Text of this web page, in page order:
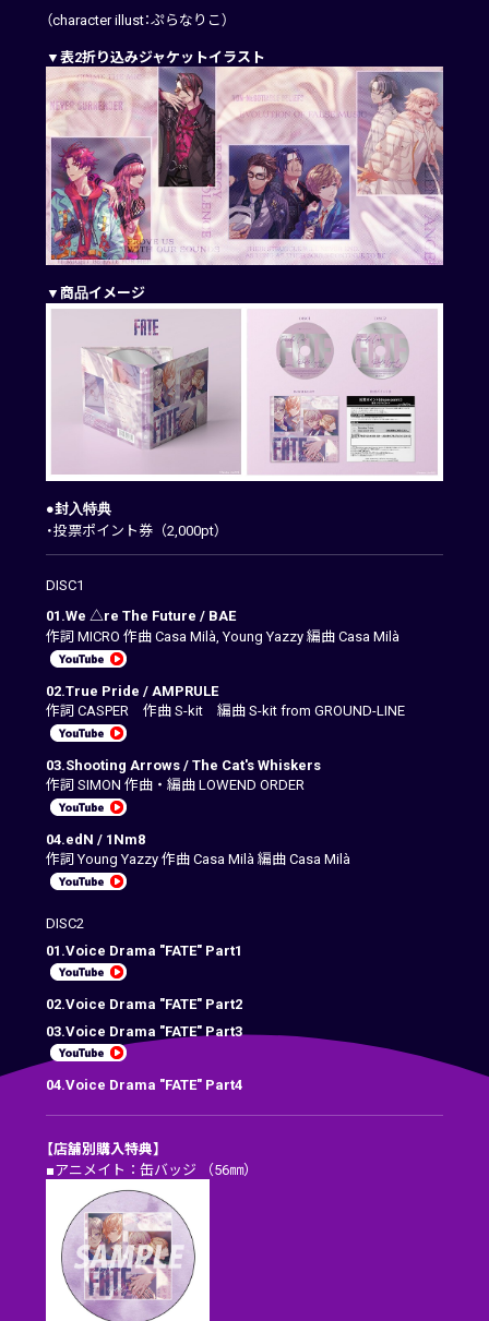
（character illust：ぷらなりこ）
▼表2折り込みジャケットイラスト
▼商品イメージ
●封入特典
・投票ポイント券（2,000pt）
DISC1
01.We △re The Future / BAE
作詞 MICRO 作曲 Casa Milà, Young Yazzy 編曲 Casa Milà
02.True Pride / AMPRULE
作詞 CASPER 作曲 S-kit 編曲 S-kit from GROUND-LINE
03.Shooting Arrows / The Cat's Whiskers
作詞 SIMON 作曲・編曲 LOWEND ORDER
04.edN / 1Nm8
作詞 Young Yazzy 作曲 Casa Milà 編曲 Casa Milà
DISC2
01.Voice Drama "FATE" Part1
02.Voice Drama "FATE" Part2
03.Voice Drama "FATE" Part3
04.Voice Drama "FATE" Part4
【店舗別購入特典】
■アニメイト：缶バッジ （56㎜）